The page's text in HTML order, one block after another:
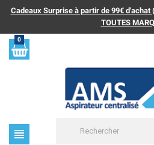
Cadeaux Surprise à partir de 99€
TOUTES
0
view_headline